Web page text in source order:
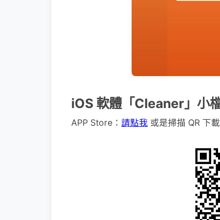
iOS 軟體「Cleaner」小
APP Store： 請點我 或是掃描 QR 下載